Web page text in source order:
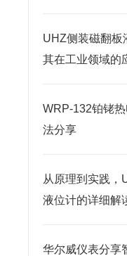
UHZ侧装磁翻板
其在工业领域的
WRP-132铂铑
法分享
从原理到实践，
液位计的详细解
华尔威仪表分享